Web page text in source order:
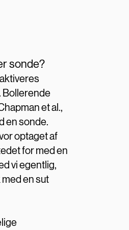
sonde?
Bollerende
et al.,
en sonde.
optaget af
for med en
vi egentlig,
en sut